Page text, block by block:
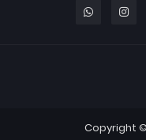
Copyright ©